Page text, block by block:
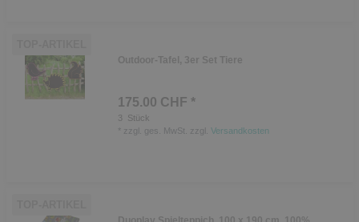
Outdoor-Tafel, 3er Set Tiere
175.00 CHF *
3
Stück
zzgl. ges. MwSt. zzgl. Versandkosten